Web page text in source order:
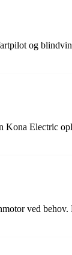
og
Electric
ved